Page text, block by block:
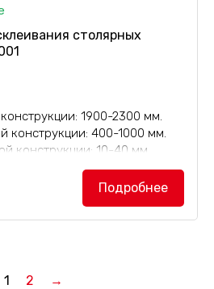
столярных
1900-2300 мм.
конструкции: 400-1000 мм.
конструкции: 10-40 мм.
вайма холодного
столярных конструкций,
рамы/
Подробнее
1 2
→